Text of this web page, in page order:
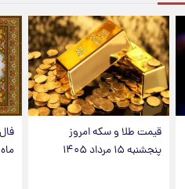
قیمت طلا و سکه امروز
پنجشنبه ۱۵ مرداد ۱۴۰۵
ماه ۱۴۰۵